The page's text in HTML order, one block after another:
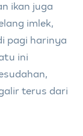
ikan juga
imlek,
pagi harinya
ini
terus dari